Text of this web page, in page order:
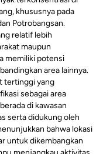
khususnya pada
Potrobangsan.
relatif lebih
maupun
memiliki potensi
area lainnya.
tertinggi yang
sebagai area
di kawasan
serta didukung oleh
bahwa lokasi
untuk dikembangkan